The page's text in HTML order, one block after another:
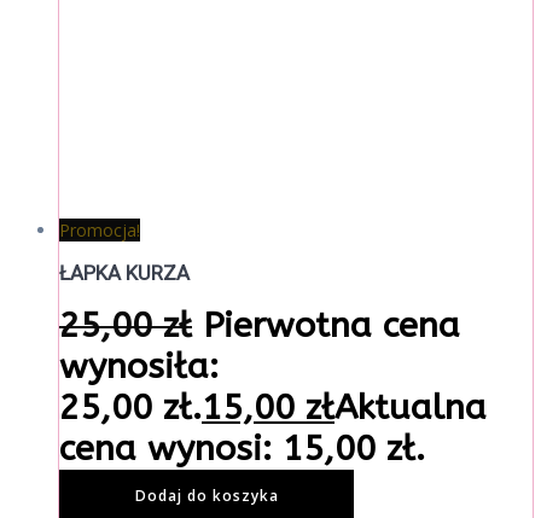
Promocja!
ŁAPKA KURZA
25,00zł Pierwotna cena
wynosiła:
25,00 zł.15,00 złAktualna
cena wynosi: 15,00 zł.
Dodaj do koszyka